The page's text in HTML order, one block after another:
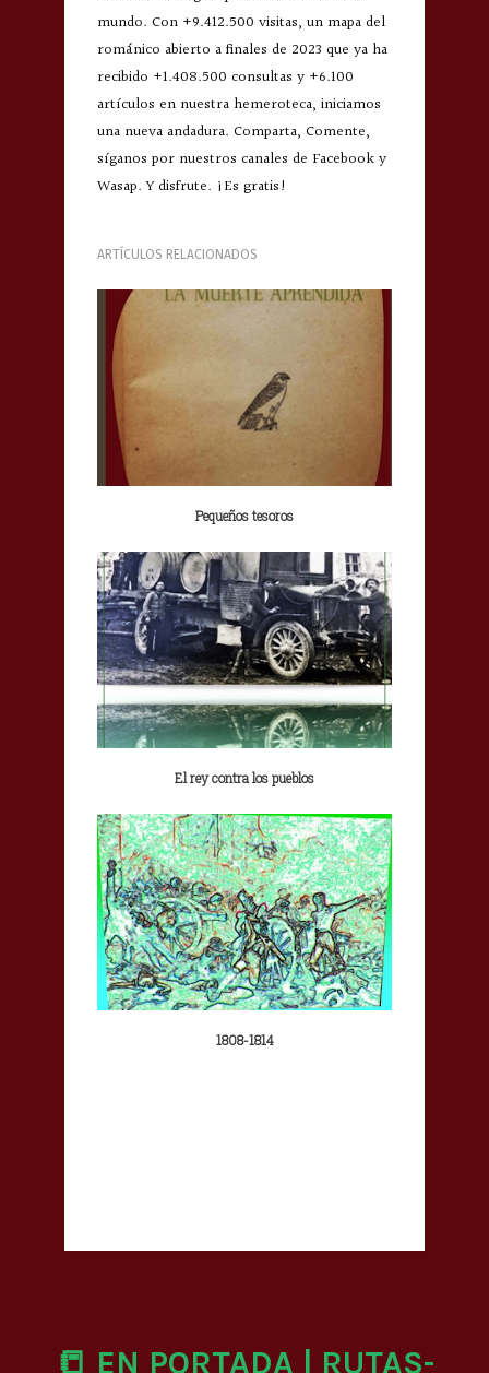
mundo. Con +9.412.500 visitas, un mapa del
románico abierto a finales de 2023 que ya ha
recibido +1.408.500 consultas y +6.100
artículos en nuestra hemeroteca, iniciamos
una nueva andadura. Comparta, Comente,
síganos por nuestros canales de Facebook y
Wasap. Y disfrute. ¡Es gratis!
ARTÍCULOS RELACIONADOS
Pequeños tesoros
El rey contra los pueblos
1808-1814
📒 EN PORTADA | RUTAS-